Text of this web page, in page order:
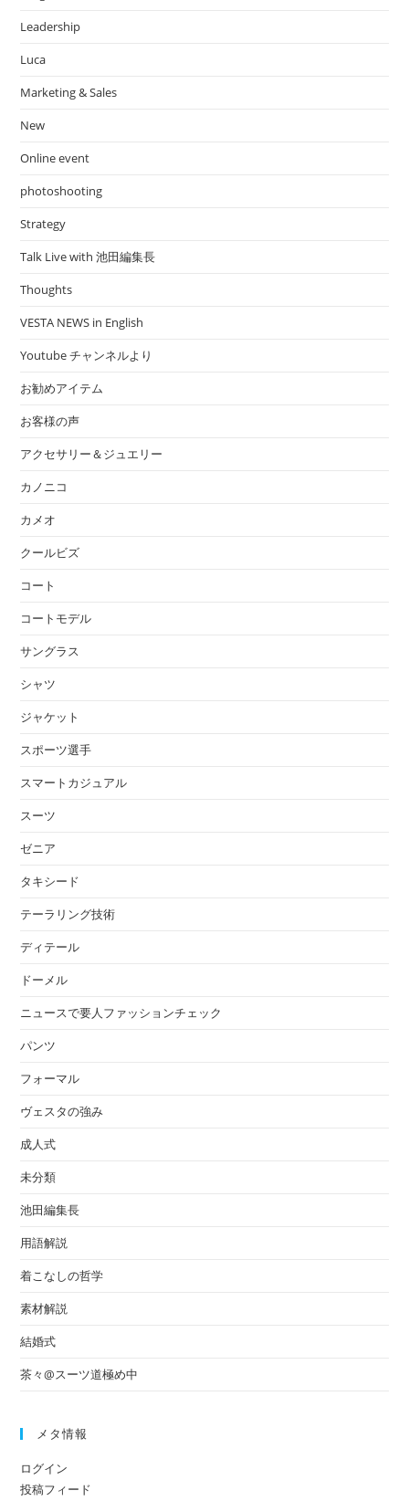
Leadership
Luca
Marketing & Sales
New
Online event
photoshooting
Strategy
Talk Live with 池田編集長
Thoughts
VESTA NEWS in English
Youtube チャンネルより
お勧めアイテム
お客様の声
アクセサリー＆ジュエリー
カノニコ
カメオ
クールビズ
コート
コートモデル
サングラス
シャツ
ジャケット
スポーツ選手
スマートカジュアル
スーツ
ゼニア
タキシード
テーラリング技術
ディテール
ドーメル
ニュースで要人ファッションチェック
パンツ
フォーマル
ヴェスタの強み
成人式
未分類
池田編集長
用語解説
着こなしの哲学
素材解説
結婚式
茶々@スーツ道極め中
メタ情報
ログイン
投稿フィード